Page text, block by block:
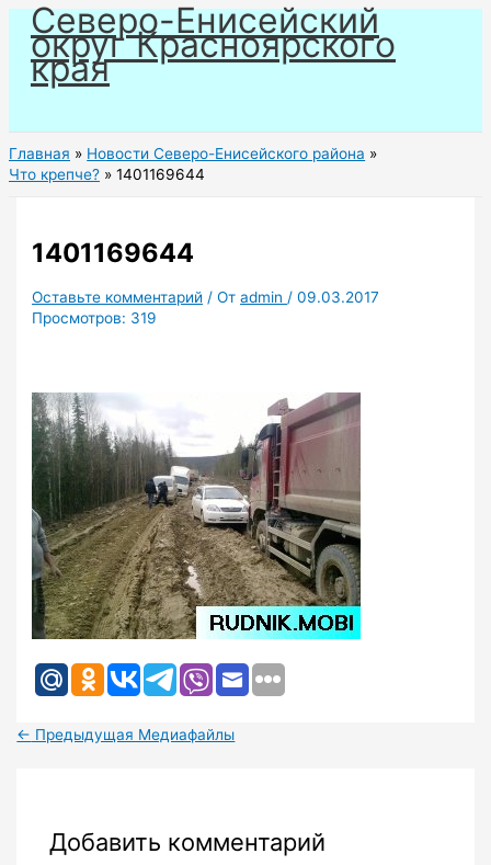
Перейти
содержимому
Северо-Енисейский
округ Красноярского
края
Главная
Новости Северо-Енисейского района
Что крепче?
1401169644
1401169644
Оставьте комментарий / Отadmin /09.03.2017
Просмотров: 319
← Предыдущая Медиафайлы
Добавить комментарий